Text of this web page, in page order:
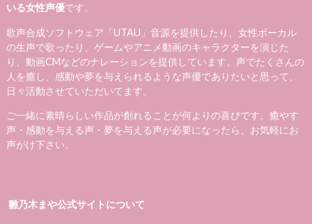
いる女性声優です。
歌声合成ソフトウェア「UTAU」音源を提供したり、女性ボーカル
の生声で歌ったり、ゲームやアニメ動画のキャラクターを演じた
り、動画CMなどのナレーションを提供しています。声でたくさんの
人を癒し、感動や夢を与えられるような声優でありたいと思って、
日々活動させていただいてます。
ご一緒に素晴らしい作品が創れることが何よりの喜びです。癒やす
声・感動を与える声・夢を与える声が必要になったら、お気軽にお
声がけ下さい。
雛乃木まや公式サイトについて